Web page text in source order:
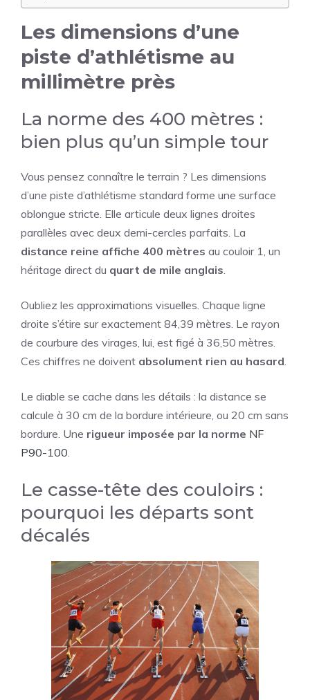
Les dimensions d’une
piste d’athlétisme au
millimètre près
La norme des 400 mètres :
bien plus qu’un simple tour
Vous pensez connaître le terrain ? Les dimensions
d’une piste d’athlétisme standard forme une surface
oblongue stricte. Elle articule deux lignes droites
parallèles avec deux demi-cercles parfaits. La
distance reine affiche 400 mètres au couloir 1, un
héritage direct du quart de mile anglais.
Oubliez les approximations visuelles. Chaque ligne
droite s’étire sur exactement 84,39 mètres. Le rayon
de courbure des virages, lui, est figé à 36,50 mètres.
Ces chiffres ne doivent absolument rien au hasard.
Le diable se cache dans les détails : la distance se
calcule à 30 cm de la bordure intérieure, ou 20 cm sans
bordure. Une rigueur imposée par la norme NF
P90-100.
Le casse-tête des couloirs :
pourquoi les départs sont
décalés